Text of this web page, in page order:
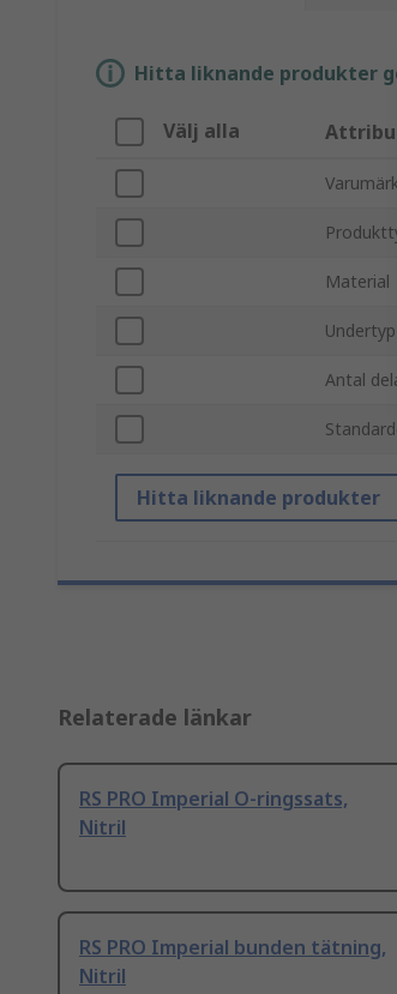
Hitta liknande produkter
Välj alla
Material
Undertyp
Antal
Hitta liknande produkter
Relaterade länkar
RS PRO Imperial O-ringssats,
Nitril
RS PRO Imperial bunden tätning,
Nitril